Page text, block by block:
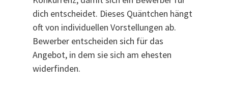
dich entscheidet. Dieses Quäntchen hängt
oft von individuellen Vorstellungen ab.
Bewerber entscheiden sich für das
Angebot, in dem sie sich am ehesten
widerfinden.